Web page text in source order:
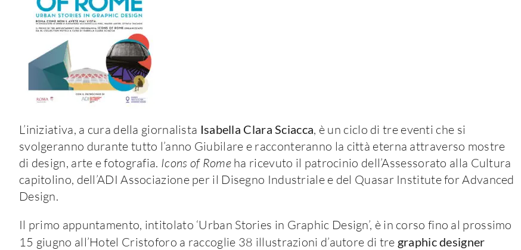
L’iniziativa, a cura della giornalista Isabella Clara Sciacca, è un ciclo di tre eventi che si
svolgeranno durante tutto l’anno Giubilare e racconteranno la città eterna attraverso mostre
di design, arte e fotografia. Icons of Romeha ricevuto il patrocinio dell’Assessorato alla Cultura
capitolino, dell’ADI Associazione per il Disegno Industriale e del Quasar Institute for Advanced
Design.
Il primo appuntamento, intitolato ‘Urban Stories in Graphic Design’, è in corso fino al prossimo
15 giugno all’Hotel Cristoforo a raccoglie 38 illustrazioni d’autore di tre graphic designer